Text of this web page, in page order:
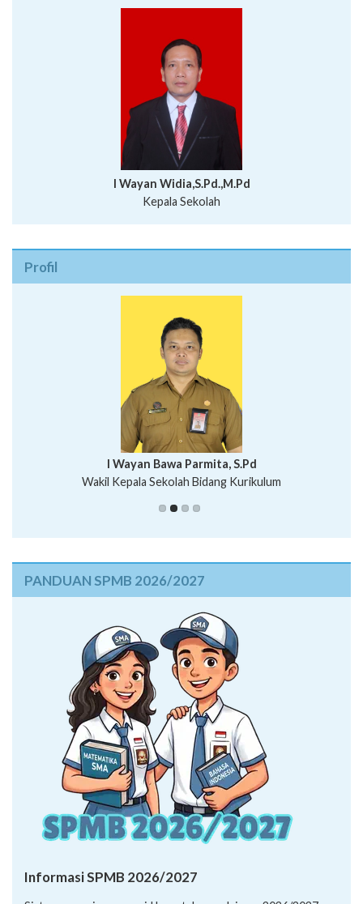
I Wayan Widia,S.Pd.,M.Pd
Kepala Sekolah
Profil
Putu Suhartana, S.Pd.
I Wayan Bawa Parmita, S.Pd
Wakil Kepala Sekolah Bidang Kurikulum
I Wayan Gede Aditya Pratita, S.Pd., M.Sn
Ni Wayan Nopi Sutantri, S.Pd.
PANDUAN SPMB 2026/2027
Informasi SPMB 2026/2027